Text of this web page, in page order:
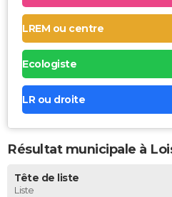
LREM ou centre
Ecologiste
LR ou droite
Résultat municipale à
Tête de liste
Liste